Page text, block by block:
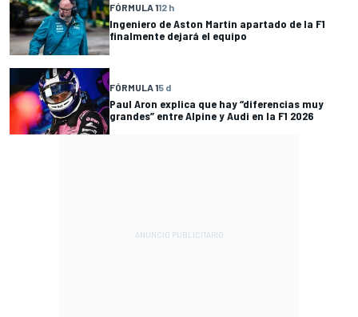
FÓRMULA 112 h
Ingeniero de Aston Martin apartado de la F1
finalmente dejará el equipo
FÓRMULA 15 d
Paul Aron explica que hay “diferencias muy
grandes” entre Alpine y Audi en la F1 2026